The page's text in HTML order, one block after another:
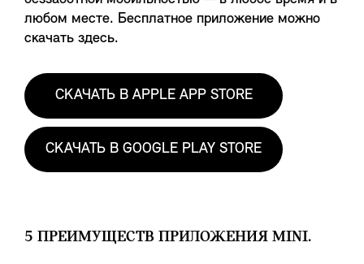
любом месте. Бесплатное приложение можно
скачать здесь.
СКАЧАТЬ В APPLE APP STORE
СКАЧАТЬ В GOOGLE PLAY STORE
5 ПРЕИМУЩЕСТВ ПРИЛОЖЕНИЯ MINI.